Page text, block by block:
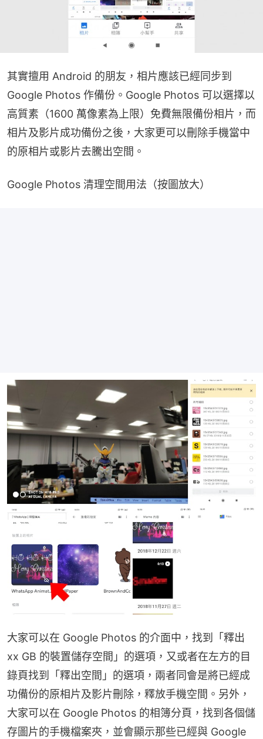
其實擅用 Android 的朋友，相片應該已經同步到
Google Photos 作備份。Google Photos 可以選擇以
高質素（1600 萬像素為上限）免費無限備份相片，而
相片及影片成功備份之後，大家更可以刪除手機當中
的原相片或影片去騰出空間。
Google Photos 清理空間用法（按圖放大）
大家可以在 Google Photos 的介面中，找到「釋出
xx GB 的裝置儲存空間」的選項，又或者在左方的目
錄頁找到「釋出空間」的選項，兩者同會是將已經成
功備份的原相片及影片刪除，釋放手機空間。另外，
大家可以在 Google Photos 的相簿分頁，找到各個儲
存圖片的手機檔案夾，並會顯示那些已經與 Google